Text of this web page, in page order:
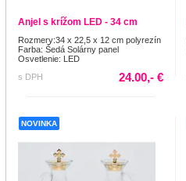
Anjel s krížom LED - 34 cm
Rozmery:34 x 22,5 x 12 cm polyrezín
Farba: Šedá Solárny panel
Osvetlenie: LED
s DPH
24.00,- €
NOVINKA